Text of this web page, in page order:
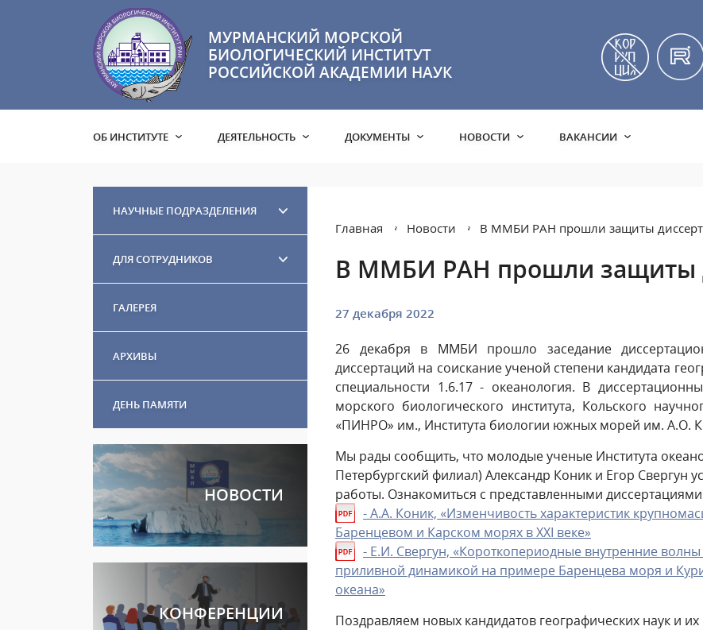
МУРМАНСКИЙ МОРСКОЙ
БИОЛОГИЧЕСКИЙ ИНСТИТУТ
РОССИЙСКОЙ АКАДЕМИИ НАУК
ОБ ИНСТИТУТЕ ДЕЯТЕЛЬНОСТЬ ДОКУМЕНТЫ НОВОСТИ ВАКАНСИИ
НАУЧНЫЕ ПОДРАЗДЕЛЕНИЯ
ДЛЯ СОТРУДНИКОВ
ГАЛЕРЕЯ
АРХИВЫ
ДЕНЬ ПАМЯТИ
НОВОСТИ
КОНФЕРЕНЦИИ
Главная Новости В ММБИ РАН прошли защиты
В ММБИ РАН прошли защиты
27 декабря 2022
26 декабря в ММБИ прошло заседание
диссертаций на соискание ученой степени кандидата
специальности 1.6.17 - океанология. В
морского биологического института, Кольского
«ПИНРО» им., Института биологии южных морей им. А.О.
Мы рады сообщить, что молодые ученые Института
Петербургский филиал) Александр Коник и Егор Свергун
работы. Ознакомиться с представленными
- А.А. Коник, «Изменчивость характеристик
Баренцевом и Карском морях в XXI веке»
- Е.И. Свергун, «Короткопериодные внутренние
приливной динамикой на примере Баренцева моря и
океана»
Поздравляем новых кандидатов географических наук и